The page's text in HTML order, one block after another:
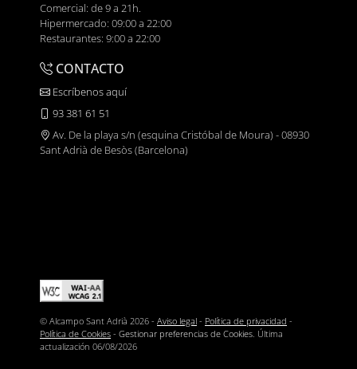
Comercial: de 9 a 21h.
Hipermercado: 09:00 a 22:00
Restaurantes: 9:00 a 22:00
CONTACTO
Escríbenos aquí
93 381 61 51
Av. De la playa s/n (esquina Cristóbal de Moura) - 08930
Sant Adrià de Besòs (Barcelona)
© Alcampo Sant Adrià 2026 - Aviso legal - Política de privacidad -
Política de Cookies - Gestionar preferencias de Cookies. Última
actualización 06/08/2026